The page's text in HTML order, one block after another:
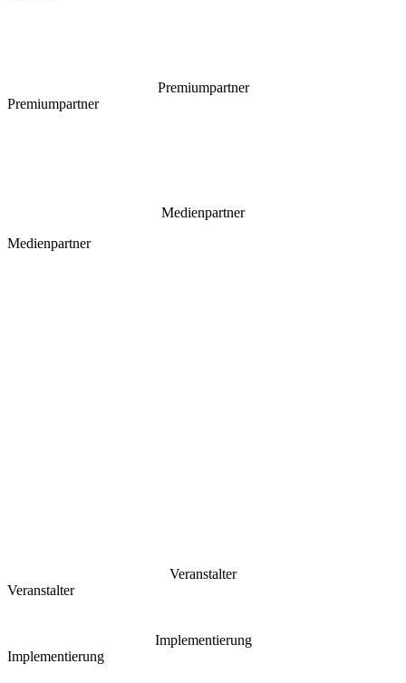
Premiumpartner
Premiumpartner
Medienpartner
Medienpartner
Veranstalter
Veranstalter
Implementierung
Implementierung